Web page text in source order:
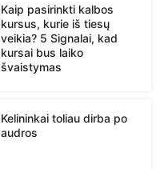
Kaip pasirinkti kalbos
kursus, kurie iš tiesų
veikia? 5 Signalai, kad
kursai bus laiko
švaistymas
Kelininkai toliau dirba po
audros